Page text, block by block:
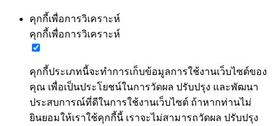
คุกกี้เพื่อการวิเคราะห์
คุกกี้เพื่อการวิเคราะห์
คุกกี้ประเภทนี้จะทำการเก็บข้อมูลการใช้งานเว็บไซต์ของ
คุณ เพื่อเป็นประโยชน์ในการวัดผล ปรับปรุง และพัฒนา
ประสบการณ์ที่ดีในการใช้งานเว็บไซต์ ถ้าหากท่านไม่
ยินยอมให้เราใช้คุกกี้นี้ เราจะไม่สามารถวัดผล ปรับปรุง